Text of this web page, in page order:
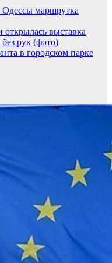
Одессы маршрутка
выставка
рук (фото)
в городском парке